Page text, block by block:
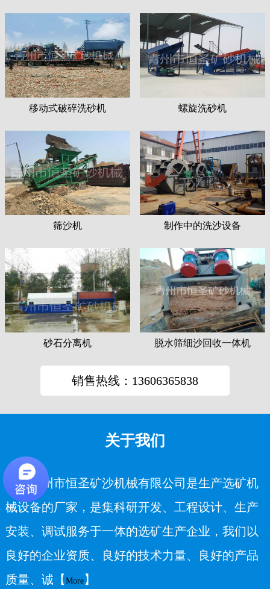
移动式破碎洗砂机 螺旋洗砂机
筛沙机 制作中的洗沙设备
砂石分离机 脱水筛细沙回收一体机
销售热线：13606365838
关于我们
青州市恒圣矿沙机械有限公司是生产选矿机
械设备的厂家，是集科研开发、工程设计、生产
安装、调试服务于一体的选矿生产企业，我们以
良好的企业资质、良好的技术力量、良好的产品
质量、诚【 More】